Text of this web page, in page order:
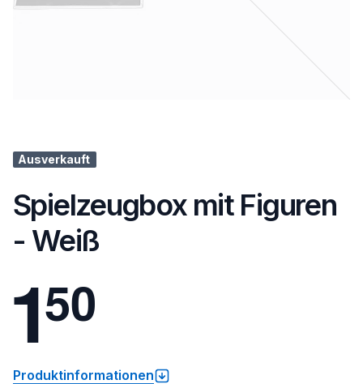
Ausverkauft
Spielzeugbox mit Figuren
- Weiß
150
Produktinformationen